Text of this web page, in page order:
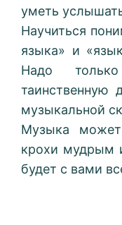
уметь
Научиться
языка» и
Надо
таинственную
музыкальной
Музыка
крохи мудрым
будет с вами